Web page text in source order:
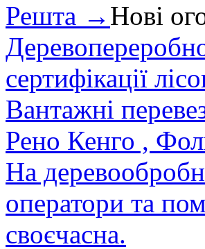
Решта → Нові
сертифікації
Вантажні
Рено Кенго ,
На
оператори та
своєчасна.